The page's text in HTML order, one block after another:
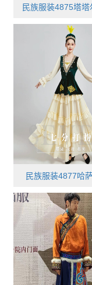
民族服装4875塔塔
民族服装4877哈